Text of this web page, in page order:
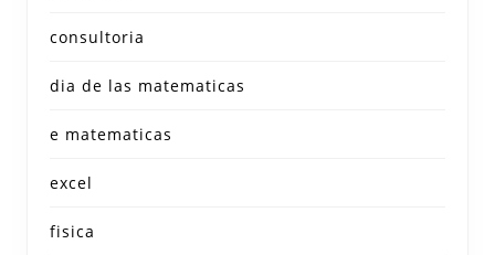
consultoria
dia de las matematicas
e matematicas
excel
fisica